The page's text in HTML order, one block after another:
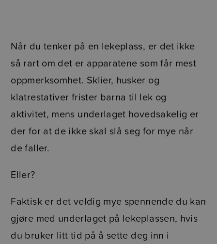
Når du tenker på en lekeplass, er det ikke
så rart om det er apparatene som får mest
oppmerksomhet. Sklier, husker og
klatrestativer frister barna til lek og
aktivitet, mens underlaget hovedsakelig er
der for at de ikke skal slå seg for mye når
de faller.
Eller?
Faktisk er det veldig mye spennende du kan
gjøre med underlaget på lekeplassen, hvis
du bruker litt tid på å sette deg inn i